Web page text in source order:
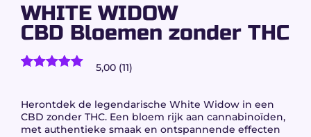
WHITE WIDOW
CBD Bloemen zonder THC
gebaseerd
opklant
waarderingen
5,00 (11)
Herontdek de legendarische White Widow in een
CBD zonder THC. Een bloem rijk aan cannabinoïden,
met authentieke smaak en ontspannende effecten